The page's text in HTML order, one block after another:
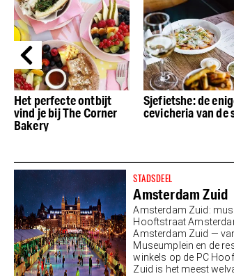
Het perfecte ontbijt
vind je bij The Corner
Bakery
Sjefietshe: de
cevicheria van de
STADSDEEL
Amsterdam Zuid
Amsterdam Zuid:
Hooftstraat
Amsterdam Zuid —
Museumplein en de
winkels op de PC
Zuid is het meest